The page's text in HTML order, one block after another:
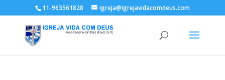
11-963561828 igreja@igrejavidacomdeus.com